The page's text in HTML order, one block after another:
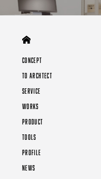
CONCEPT
TO ARCHTECT
SERVICE
WORKS
PRODUCT
TOOLS
PROFILE
NEWS